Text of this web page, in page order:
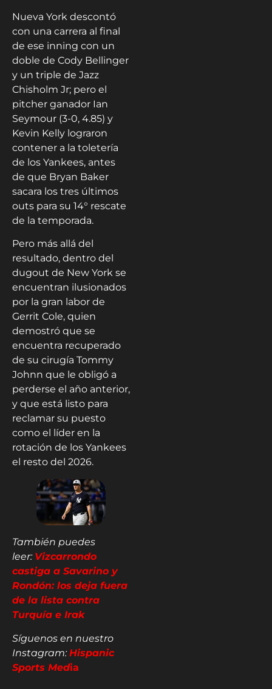
Nueva York descontó
con una carrera al final
de ese inning con un
doble de Cody Bellinger
y un triple de Jazz
Chisholm Jr; pero el
pitcher ganador Ian
Seymour (3-0, 4.85) y
Kevin Kelly lograron
contener a la toletería
de los Yankees, antes
de que Bryan Baker
sacara los tres últimos
outs para su 14° rescate
de la temporada.
Pero más allá del
resultado, dentro del
dugout de New York se
encuentran ilusionados
por la gran labor de
Gerrit Cole, quien
demostró que se
encuentra recuperado
de su cirugía Tommy
Johnn que le obligó a
perderse el año anterior,
y que está listo para
reclamar su puesto
como el líder en la
rotación de los Yankees
el resto del 2026.
También puedes
leer: Vizcarrondo
castiga a Savarino y
Rondón: los deja fuera
de la lista contra
Turquía e Irak
Síguenos en nuestro
Instagram:Hispanic
Sports Media